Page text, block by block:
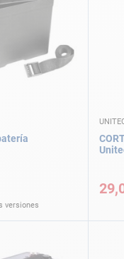
versiones